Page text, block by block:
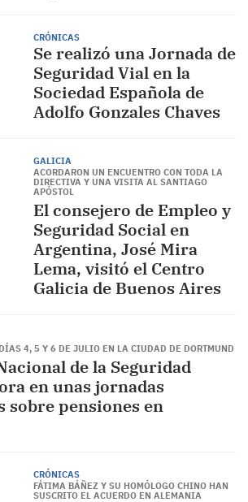
CRÓNICAS
Se realizó una Jornada de
Seguridad Vial en la
Sociedad Española de
Adolfo Gonzales Chaves
GALICIA
ACORDARON UN ENCUENTRO CON TODA LA
DIRECTIVA Y UNA VISITA AL SANTIAGO
APÓSTOL
El consejero de Empleo y
Seguridad Social en
Argentina, José Mira
Lema, visitó el Centro
Galicia de Buenos Aires
4, 5 Y 6 DE JULIO EN LA CIUDAD DE DORTMUND
de la Seguridad
en unas jornadas
sobre pensiones en
CRÓNICAS
FÁTIMA BÁÑEZ Y SU HOMÓLOGO CHINO HAN
SUSCRITO EL ACUERDO EN ALEMANIA